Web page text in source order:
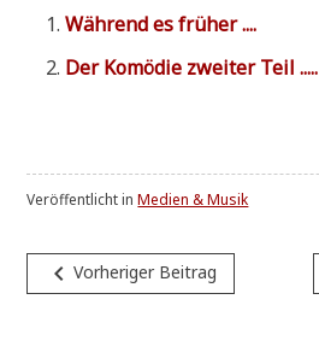
Wäh­rend es früher ....
Der Komö­die zwei­ter Teil .....
Veröffentlicht inMedien & Musik
Beitragsnavigation
navigate_beforeVorheriger Beitrag